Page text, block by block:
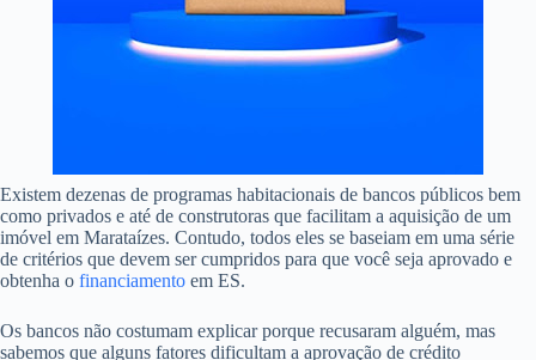
Existem dezenas de programas habitacionais de bancos públicos bem
como privados e até de construtoras que facilitam a aquisição de um
imóvel em Marataízes. Contudo, todos eles se baseiam em uma série
de critérios que devem ser cumpridos para que você seja aprovado e
obtenha o financiamento em ES.
Os bancos não costumam explicar porque recusaram alguém, mas
sabemos que alguns fatores dificultam a aprovação de crédito